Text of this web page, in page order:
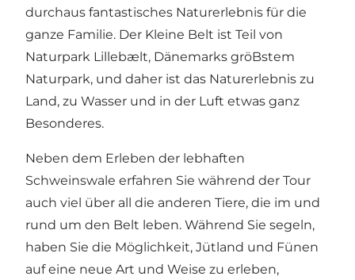
durchaus fantastisches Naturerlebnis für die
ganze Familie. Der Kleine Belt ist Teil von
Naturpark Lillebælt, Dänemarks gröBstem
Naturpark, und daher ist das Naturerlebnis zu
Land, zu Wasser und in der Luft etwas ganz
Besonderes.
Neben dem Erleben der lebhaften
Schweinswale erfahren Sie während der Tour
auch viel über all die anderen Tiere, die im und
rund um den Belt leben. Während Sie segeln,
haben Sie die Möglichkeit, Jütland und Fünen
auf eine neue Art und Weise zu erleben,